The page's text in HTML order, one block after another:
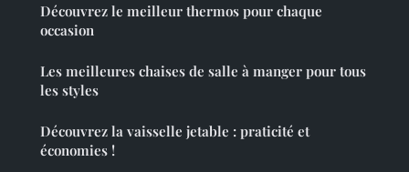
Découvrez le meilleur thermos pour chaque
occasion
Les meilleures chaises de salle à manger pour tous
les styles
Découvrez la vaisselle jetable : praticité et
économies !